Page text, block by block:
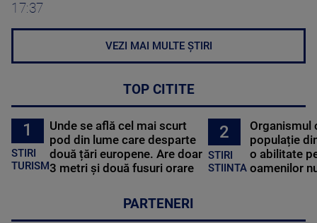
17:37
VEZI MAI MULTE ȘTIRI
TOP CITITE
1
STIRI
TURISM
Unde se află cel mai scurt
pod din lume care desparte
două țări europene. Are doar
3 metri și două fusuri orare
2
STIRI
STIINTA
Organismul
populație
o abilitate
oamenilor
PARTENERI